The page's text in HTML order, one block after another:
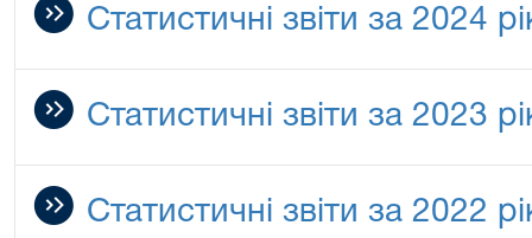
Статистичні звіти за 2024
Статистичні звіти за 2023
Статистичні звіти за 2022